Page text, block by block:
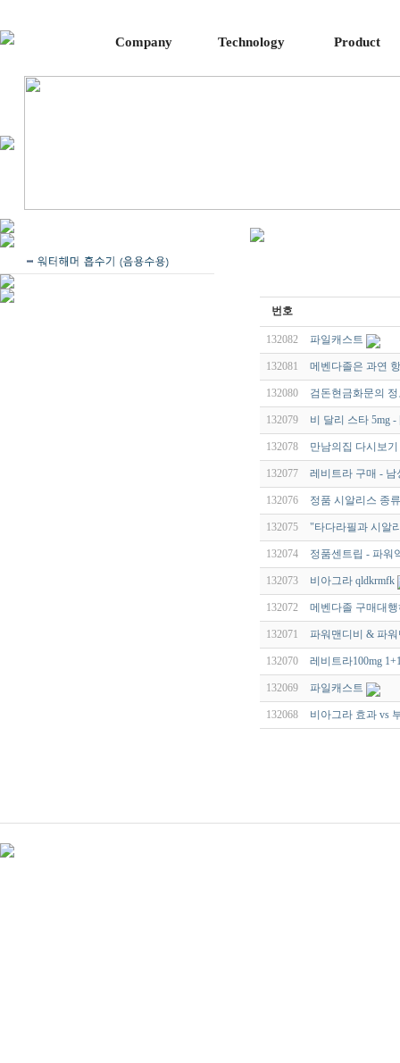
Company Technology Product
번호
132082 파일캐스트
132081 메벤다졸은 과연
132080 검돈현금화문의
132079 비 달리 스타 5mg
132078 만남의집 다시보기
132077 레비트라 구매 -
132076 정품 시알리스 종
132075 "타다라필과 시알
132074 정품센트립 - 파워
132073 비아그라 qldkrmfk
132072 메벤다졸 구매대
132071 파워맨디비 & 파
132070 레비트라100mg
132069 파일캐스트
132068 비아그라 효과 vs